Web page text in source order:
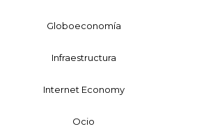
Globoeconomía
Infraestructura
Internet Economy
Ocio